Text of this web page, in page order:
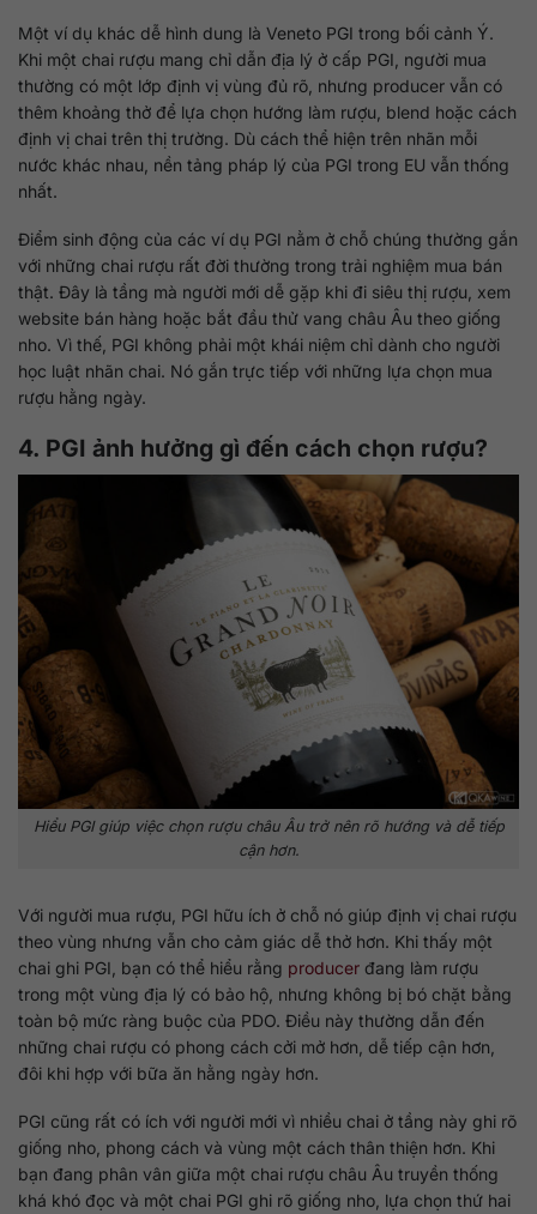
Một ví dụ khác dễ hình dung là Veneto PGI trong bối cảnh Ý.
Khi một chai rượu mang chỉ dẫn địa lý ở cấp PGI, người mua
thường có một lớp định vị vùng đủ rõ, nhưng producer vẫn có
thêm khoảng thở để lựa chọn hướng làm rượu, blend hoặc cách
định vị chai trên thị trường. Dù cách thể hiện trên nhãn mỗi
nước khác nhau, nền tảng pháp lý của PGI trong EU vẫn thống
nhất.
Điểm sinh động của các ví dụ PGI nằm ở chỗ chúng thường gắn
với những chai rượu rất đời thường trong trải nghiệm mua bán
thật. Đây là tầng mà người mới dễ gặp khi đi siêu thị rượu, xem
website bán hàng hoặc bắt đầu thử vang châu Âu theo giống
nho. Vì thế, PGI không phải một khái niệm chỉ dành cho người
học luật nhãn chai. Nó gắn trực tiếp với những lựa chọn mua
rượu hằng ngày.
4. PGI ảnh hưởng gì đến cách chọn rượu?
Hiểu PGI giúp việc chọn rượu châu Âu trở nên rõ hướng và dễ tiếp
cận hơn.
Với người mua rượu, PGI hữu ích ở chỗ nó giúp định vị chai rượu
theo vùng nhưng vẫn cho cảm giác dễ thở hơn. Khi thấy một
chai ghi PGI, bạn có thể hiểu rằng producer đang làm rượu
trong một vùng địa lý có bảo hộ, nhưng không bị bó chặt bằng
toàn bộ mức ràng buộc của PDO. Điều này thường dẫn đến
những chai rượu có phong cách cởi mở hơn, dễ tiếp cận hơn,
đôi khi hợp với bữa ăn hằng ngày hơn.
PGI cũng rất có ích với người mới vì nhiều chai ở tầng này ghi rõ
giống nho, phong cách và vùng một cách thân thiện hơn. Khi
bạn đang phân vân giữa một chai rượu châu Âu truyền thống
khá khó đọc và một chai PGI ghi rõ giống nho, lựa chọn thứ hai